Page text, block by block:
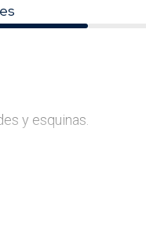
y esquinas.